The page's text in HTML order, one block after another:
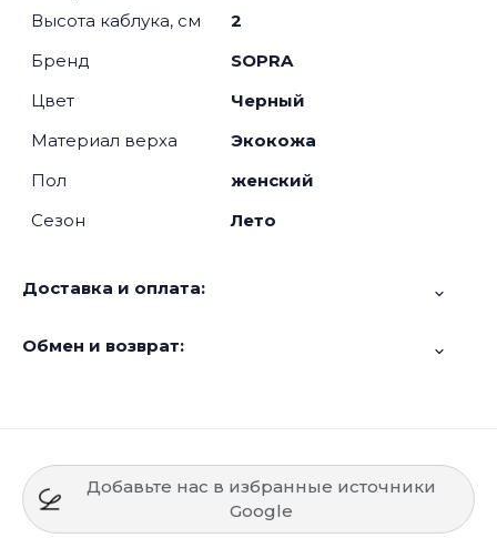
Высота каблука, см
2
Бренд
SOPRA
Цвет
Черный
Материал верха
Экокожа
Пол
женский
Сезон
Лето
Доставка и оплата:
Обмен и возврат:
Добавьте нас в избранные источники
Google